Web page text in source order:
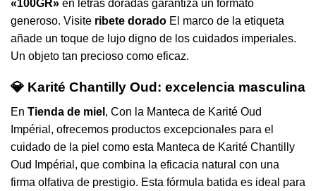
«100GR» en letras doradas garantiza un formato
generoso. Visite ribete dorado El marco de la etiqueta
añade un toque de lujo digno de los cuidados imperiales.
Un objeto tan precioso como eficaz.
💎 Karité Chantilly Oud: excelencia masculina
En Tienda de miel , Con la Manteca de Karité Oud
Impérial, ofrecemos productos excepcionales para el
cuidado de la piel como esta Manteca de Karité Chantilly
Oud Impérial, que combina la eficacia natural con una
firma olfativa de prestigio. Esta fórmula batida es ideal para